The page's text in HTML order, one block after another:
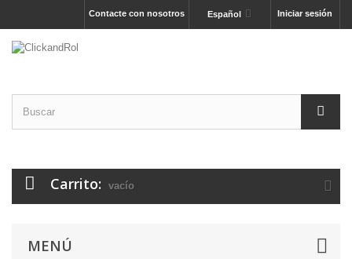
Iniciar sesión
Español
Contacte con nosotros
Carrito: vacío
MENÚ